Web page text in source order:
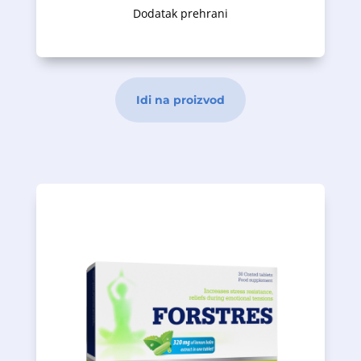
Dodatak prehrani
Idi na proizvod